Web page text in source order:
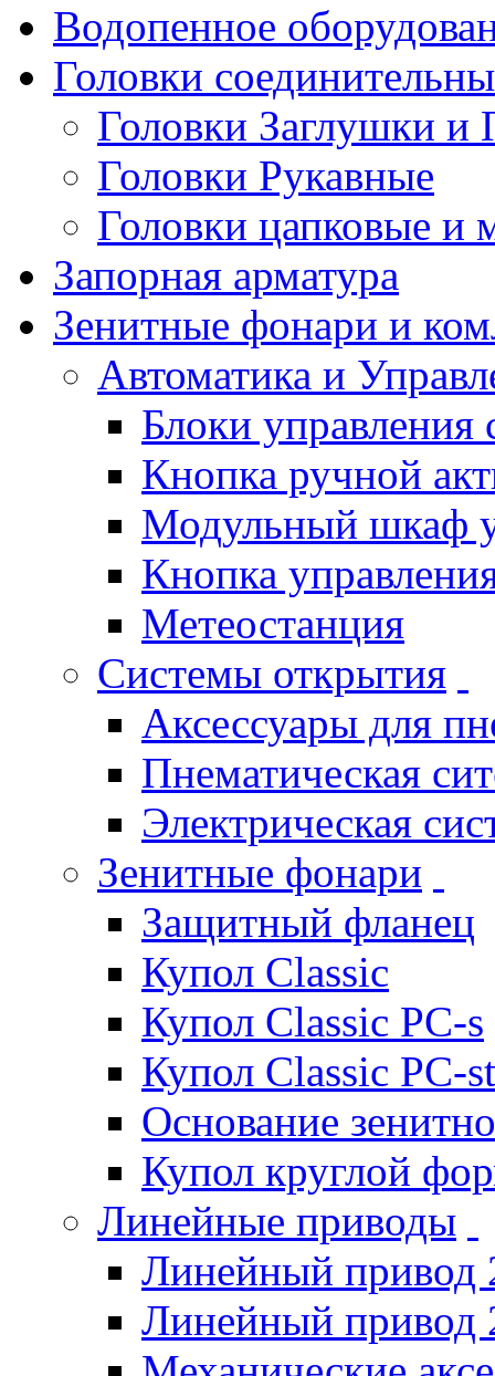
Водопенное
Головки
Головки Заглушки и
Головки Рукавные
Головки цапковые и
Запорная арматура
Зенитные фонари и
Автоматика и
Блоки
Кнопка ручной
Модульный шкаф
Кнопка
Метеостанция
Системы открытия
Аксессуары для
Пнематическая
Электрическая
Зенитные фонари
Защитный фланец
Купол Classic
Купол Classic PC-s
Купол Classic PC-st
Основание
Купол круглой
Линейные приводы
Линейный привод
Линейный привод